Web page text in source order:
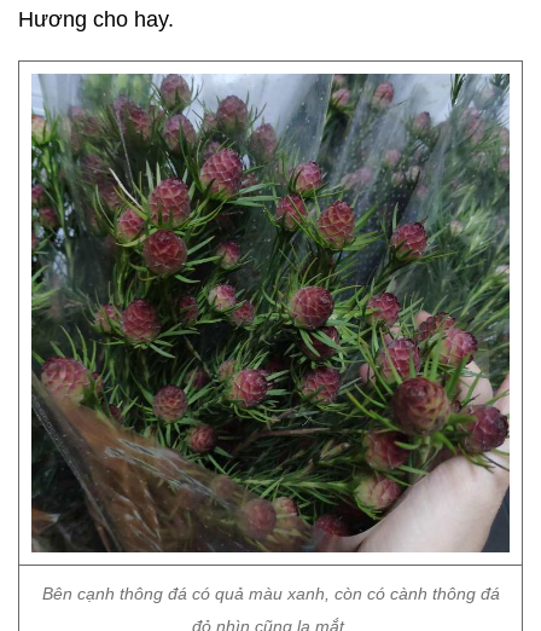
Hương cho hay.
Bên cạnh thông đá có quả màu xanh, còn có cành thông đá
đỏ nhìn cũng lạ mắt.